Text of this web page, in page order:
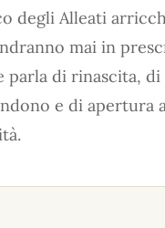
degli Alleati
mai in
parla di rinascita,
e di apertura